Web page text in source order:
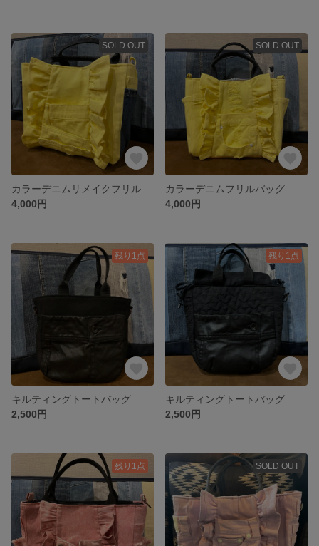
SOLD OUT
4,000円
SOLD OUT
カラーデニムフリルバッグ
4,000円
残り1点
キルティングトートバッグ
2,500円
残り1点
キルティングトートバッグ
2,500円
残り1点 SOLD OUT